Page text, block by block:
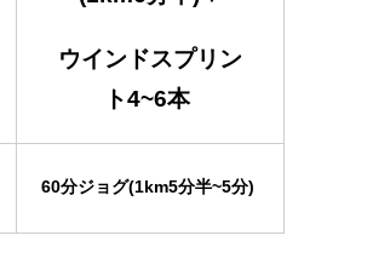
ウインドスプリン
ト4~6本
60分ジョグ(1km5分半~5分)